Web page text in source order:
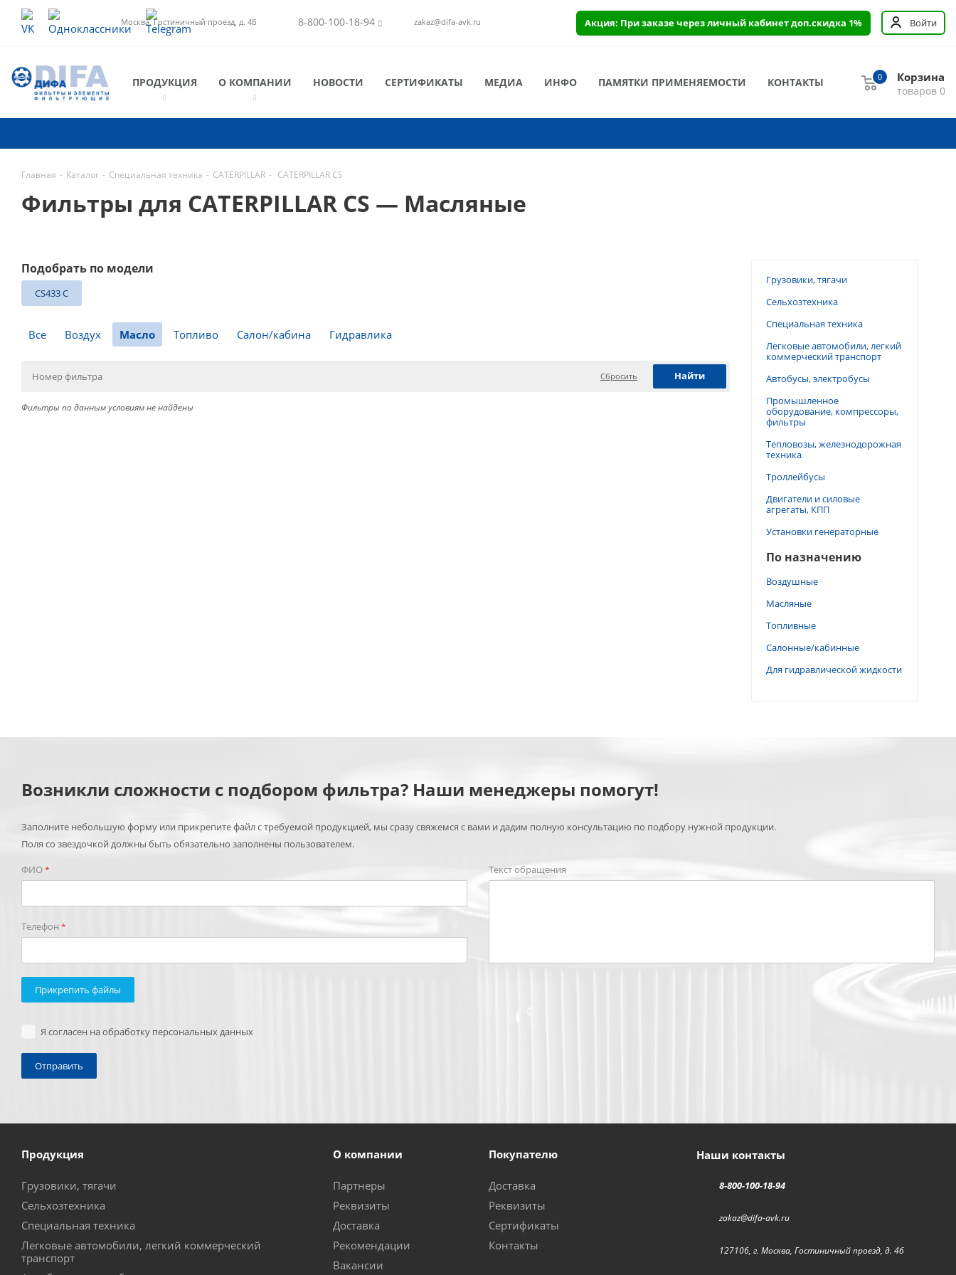
Москва, Гостиничный проезд, д. 4Б 8-800-100-18-94 zakaz@difa-avk.ru Акция: При заказе через личный кабинет доп.скидка 1% Войти
ПРОДУКЦИЯ О КОМПАНИИ НОВОСТИ СЕРТИФИКАТЫ МЕДИА ИНФО ПАМЯТКИ ПРИМЕНЯЕМОСТИ КОНТАКТЫ Корзина
товаров 0
0
Главная - Каталог - Специальная техника - CATERPILLAR - CATERPILLAR CS
Фильтры для CATERPILLAR CS — Масляные
Подобрать по модели
CS433 C
Все Воздух Масло Топливо Салон/кабина Гидравлика
Сбросить
Фильтры по данным условиям не найдены
Грузовики, тягачи
Сельхозтехника
Специальная техника
Легковые автомобили, легкий
коммерческий транспорт
Автобусы, электробусы
Промышленное
оборудование, компрессоры,
фильтры
Тепловозы, железнодорожная
техника
Троллейбусы
Двигатели и силовые
агрегаты, КПП
Установки генераторные
По назначению
Воздушные
Масляные
Топливные
Салонные/кабинные
Для гидравлической жидкости
Возникли сложности с подбором фильтра? Наши менеджеры помогут!
Заполните небольшую форму или прикрепите файл с требуемой продукцией, мы сразу свяжемся с вами и дадим полную консультацию по подбору нужной продукции.
Поля со звездочкой должны быть обязательно заполнены пользователем.
ФИО*
Телефон *
Текст обращения
Прикрепить файлы
Я согласен на обработку персональных данных
Продукция
Грузовики, тягачи
Сельхозтехника
Специальная техника
Легковые автомобили, легкий коммерческий
транспорт
О компании
Партнеры
Реквизиты
Доставка
Рекомендации
Вакансии
Покупателю
Доставка
Реквизиты
Сертификаты
Контакты
Наши контакты
8-800-100-18-94
zakaz@difa-avk.ru
127106, г. Москва, Гостиничный проезд, д. 4б